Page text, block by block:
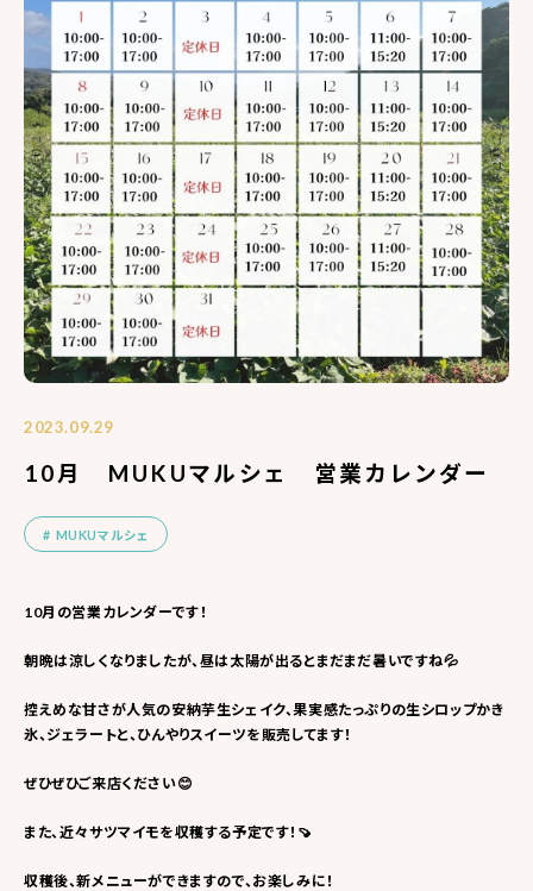
2023.09.29
10月 MUKUマルシェ 営業カレンダー
MUKUマルシェ
10月の営業カレンダーです！
朝晩は涼しくなりましたが、昼は太陽が出るとまだまだ暑いですね💦
控えめな甘さが人気の安納芋生シェイク、果実感たっぷりの生シロップかき
氷、ジェラートと、ひんやりスイーツを販売してます！
ぜひぜひご来店ください😊
また、近々サツマイモを収穫する予定です！🍠
収穫後、新メニューができますので、お楽しみに！